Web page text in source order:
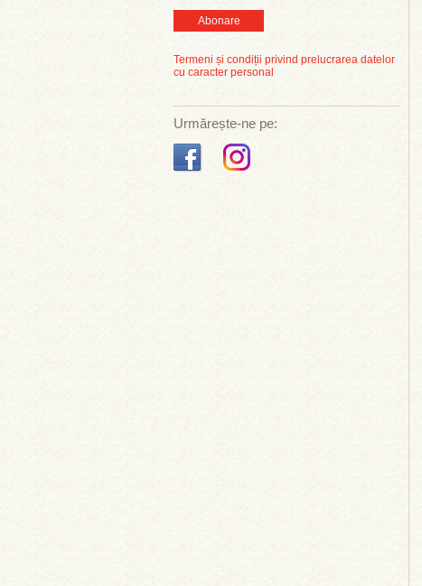
Abonare
Termeni și condiții privind prelucrarea datelor
cu caracter personal
Urmărește-ne pe: